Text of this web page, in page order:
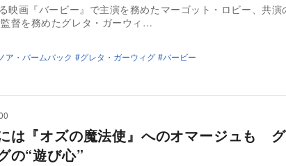
映画『バービー』で主演を務めたマーゴット・ロビー、共演
督を務めたグレタ・ガーウィ…
ノア・バームバック グレタ・ガーウィグ バービー
は『オズの魔法使』へのオマージュも
の“遊び心”